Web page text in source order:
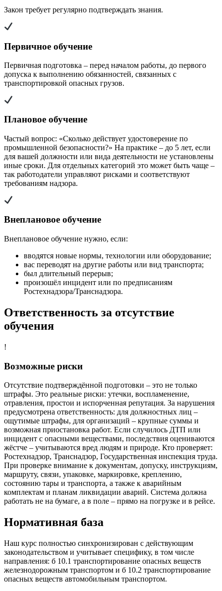
Закон требует регулярно подтверждать знания.
Первичное обучение
Первичная подготовка – перед началом работы, до первого
допуска к выполнению обязанностей, связанных с
транспортировкой опасных грузов.
Плановое обучение
Частый вопрос: «Сколько действует удостоверение по
промышленной безопасности?» На практике – до 5 лет, если
для вашей должности или вида деятельности не установлены
иные сроки. Для отдельных категорий это может быть чаще –
так работодатели управляют рисками и соответствуют
требованиям надзора.
Внеплановое обучение
Внеплановое обучение нужно, если:
вводятся новые нормы, технологии или оборудование;
вас переводят на другие работы или вид транспорта;
был длительный перерыв;
произошёл инцидент или по предписаниям
Ростехнадзора/Транснадзора.
Ответственность за отсутствие
обучения
!
Возможные риски
Отсутствие подтверждённой подготовки – это не только
штрафы. Это реальные риски: утечки, воспламенение,
отравления, простои и испорченная репутация. За нарушения
предусмотрена ответственность: для должностных лиц –
ощутимые штрафы, для организаций – крупные суммы и
возможная приостановка работ. Если случилось ДТП или
инцидент с опасными веществами, последствия оцениваются
жёстче – учитываются вред людям и природе. Кто проверяет:
Ростехнадзор, Транснадзор, Государственная инспекция труда.
При проверке внимание к документам, допуску, инструкциям,
маршруту, связи, упаковке, маркировке, креплению,
состоянию тары и транспорта, а также к аварийным
комплектам и планам ликвидации аварий. Система должна
работать не на бумаге, а в поле – прямо на погрузке и в рейсе.
Нормативная база
Наш курс полностью синхронизирован с действующим
законодательством и учитывает специфику, в том числе
направления: б 10.1 транспортирование опасных веществ
железнодорожным транспортом и б 10.2 транспортирование
опасных веществ автомобильным транспортом.